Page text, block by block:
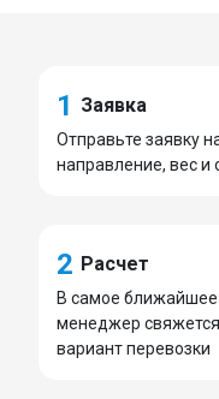
1 Заявка
Отправьте заявку
направление, вес и
2 Расчет
В самое ближайшее
менеджер
вариант перевозки